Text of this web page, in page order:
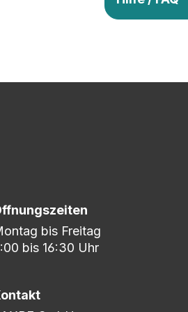
umfangreichen
so lange ab, bis Ihr zu 100%
bis Freitag
bis 16:30 Uhr